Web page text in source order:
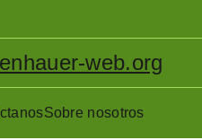
web.org
Sobre nosotros